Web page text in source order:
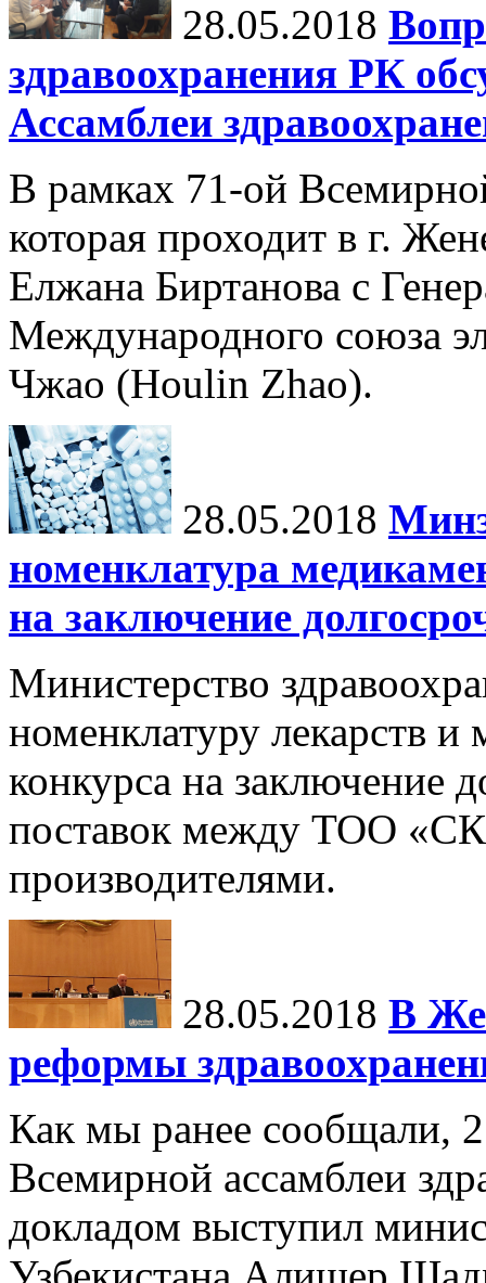
28.05.2018
здравоохранения РК
Ассамблеи
В рамках 71-ой
которая проходит в г.
Елжана Биртанова с
Международного союза
Чжао (Houlin Zhao).
28.05.2018
номенклатура
на заключение
Министерство
номенклатуру лекарств и
конкурса на заключение
поставок между ТОО
производителями.
28.05.2018 В
реформы
Как мы ранее сообщали,
Всемирной ассамблеи
докладом выступил